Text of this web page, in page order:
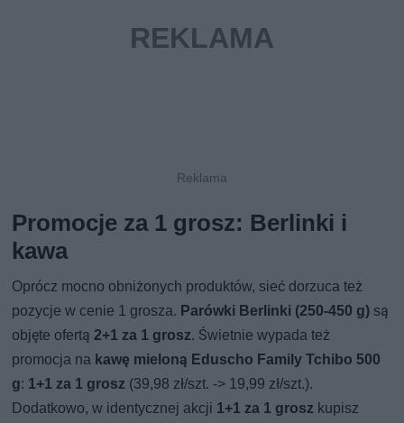
Promocje za 1 grosz: Berlinki i
kawa
Oprócz mocno obniżonych produktów, sieć dorzuca też
pozycje w cenie 1 grosza. Parówki Berlinki (250-450 g) są
objęte ofertą2+1 za 1 grosz. Świetnie wypada też
promocja na kawę mieloną Eduscho Family Tchibo 500
g: 1+1 za 1 grosz (39,98 zł/szt. -> 19,99 zł/szt.).
Dodatkowo, w identycznej akcji 1+1 za 1 grosz kupisz